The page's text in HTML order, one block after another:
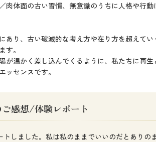
肉体面の古い習慣、無意識のうちに人格や行
あり、古い破滅的な考え方や在り方を超えて
す。
が温かく差し込んでくるように、私たちに再
ッセンスです。
感想/体験レポート
トしました。私は私のままでいいのだとあり